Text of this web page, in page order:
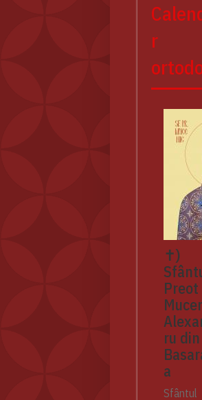
r
✝)
Preot
ru din
a
Sfântul